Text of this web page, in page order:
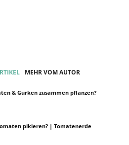
MEHR VOM AUTOR
& Gurken zusammen pflanzen?
pikieren? | Tomatenerde